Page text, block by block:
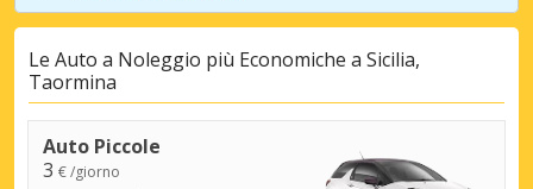
Le Auto a Noleggio più Economiche a Sicilia,
Taormina
Auto Piccole
3 € /giorno